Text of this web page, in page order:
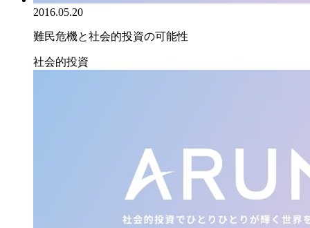
2016.05.20
難民危機と社会的投資の可能性
社会的投資